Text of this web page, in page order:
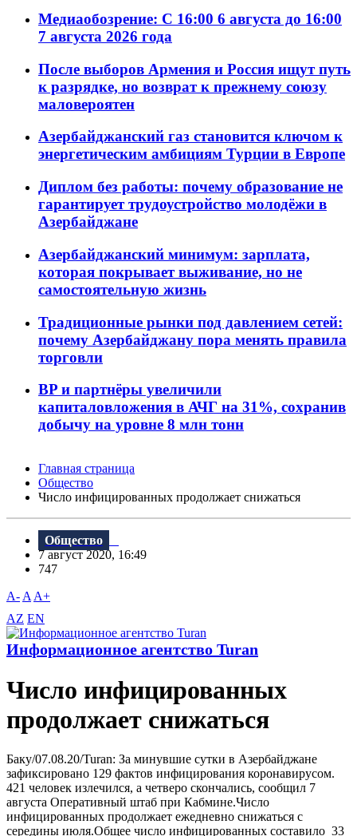
Медиаобозрение: С 16:00 6 августа до 16:00
7 августа 2026 года
После выборов Армения и Россия ищут путь
к разрядке, но возврат к прежнему союзу
маловероятен
Азербайджанский газ становится ключом к
энергетическим амбициям Турции в Европе
Диплом без работы: почему образование не
гарантирует трудоустройство молодёжи в
Азербайджане
Азербайджанский минимум: зарплата,
которая покрывает выживание, но не
самостоятельную жизнь
Традиционные рынки под давлением сетей:
почему Азербайджану пора менять правила
торговли
BP и партнёры увеличили
капиталовложения в АЧГ на 31%, сохранив
добычу на уровне 8 млн тонн
Главная страница
Общество
Число инфицированных продолжает снижаться
Общество
7 август 2020, 16:49
747
A- A A+
AZ EN
Информационное агентство Turan
Число инфицированных
продолжает снижаться
Баку/07.08.20/Turan: За минувшие сутки в Азербайджане
зафиксировано 129 фактов инфицирования коронавирусом.
421 человек излечился, а четверо скончались, сообщил 7
августа Оперативный штаб при Кабмине.Число
инфицированных продолжает ежедневно снижаться с
середины июля.Общее число инфицированных составило 33